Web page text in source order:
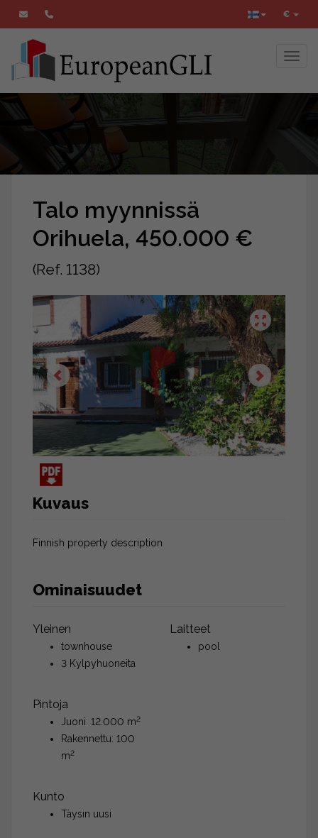
€
Talo myynnissä
Orihuela, 450.000 €
(Ref. 1138)
Kuvaus
Finnish property description
Ominaisuudet
Yleinen
townhouse
3 Kylpyhuoneita
Pintoja
Juoni: 12.000 m2
Rakennettu: 100
m2
Kunto
Täysin uusi
Laitteet
pool